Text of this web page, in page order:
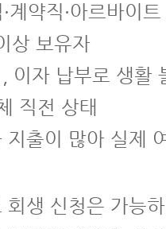
계약직·아르바이
상 보유자
이자 납부로 생활
직전 상태
지출이 많아 실제
생 신청은 가능하